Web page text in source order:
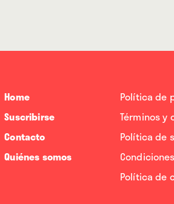
Home
Suscribirse
Contacto
Quiénes somos
Política de
Términos y
Política de
Política de